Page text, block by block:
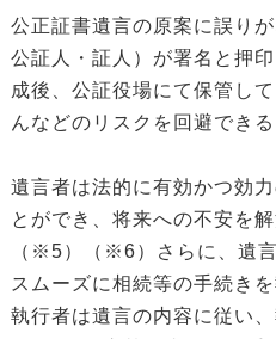
公正証書遺言の原案に誤り
公証人・証人）が署名と押
成後、公証役場にて保管し
んなどのリスクを回避でき
遺言者は法的に有効かつ効
とができ、将来への不安を
（※5）（※6）さらに、遺
スムーズに相続等の手続き
執行者は遺言の内容に従い